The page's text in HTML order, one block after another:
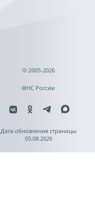
© 2005-2026
ФНС России
Дата обновления страницы
05.08.2026